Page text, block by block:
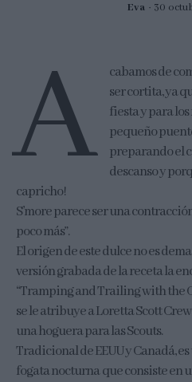
ES
Eva 30
A
cabamos de
ser cortita, ya
fiesta y para
pequeño
preparando el
descanso y
capricho!
S’more parece ser una
poco más”.
El origen de este dulce no es
versión grabada de la receta la
“Tramping and Trailing with the
se le atribuye a Loretta Scott
una hoguera para las Scouts.
Tradicional de EEUU y Canadá,
fogata nocturna que consiste en